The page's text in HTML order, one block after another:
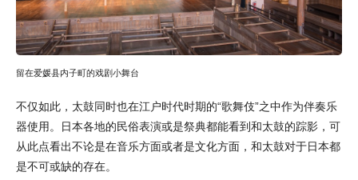
留在爱媛县内子町的戏剧小舞台
不仅如此，太鼓同时也在江户时代时期的“歌舞伎”之中作为伴奏乐
器使用。日本各地的民俗表演或是祭典都能看到和太鼓的踪影，可
从此点看出不论是在音乐方面或者是文化方面，和太鼓对于日本都
是不可或缺的存在。